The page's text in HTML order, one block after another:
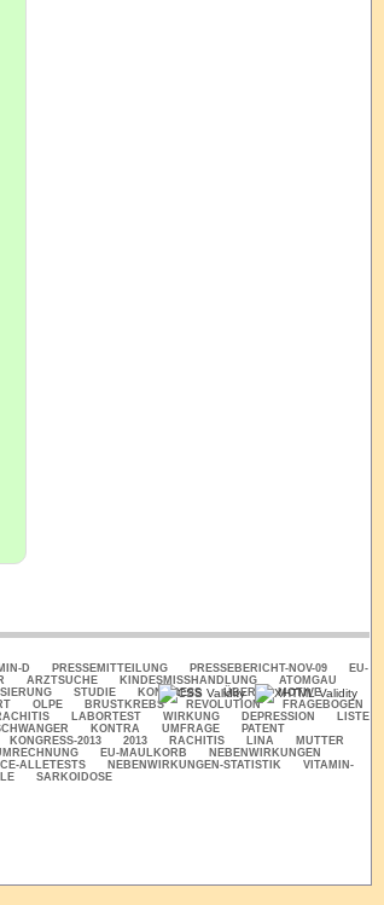
D PRESSEMITTEILUNG PRESSEBERICHT-NOV-09
EU-
ARZTSUCHE KINDESMISSHANDLUNG
ATOMGAU
STUDIE KONGRESS ÜBER
MOTIVE
OLPE BRUSTKREBS REVOLUTION
FRAGEBOGEN
LABORTEST WIRKUNG DEPRESSION
LISTE
KONTRA UMFRAGE
PATENT
KONGRESS-2013 2013 RACHITIS LINA
MUTTER
EU-MAULKORB
NEBENWIRKUNGEN
ALLETESTS NEBENWIRKUNGEN-STATISTIK
VITAMIN-
SARKOIDOSE